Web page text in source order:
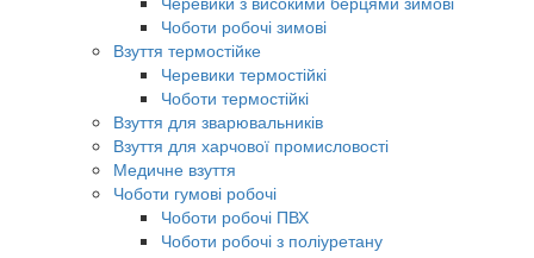
Чоботи робочі зимові
Взуття термостійке
Черевики термостійкі
Чоботи термостійкі
Взуття для зварювальників
Взуття для харчової промисловості
Медичне взуття
Чоботи гумові робочі
Чоботи робочі ПВХ
Чоботи робочі з поліуретану